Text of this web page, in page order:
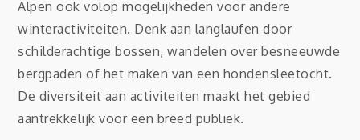
Alpen ook volop mogelijkheden voor andere
winteractiviteiten. Denk aan langlaufen door
schilderachtige bossen, wandelen over besneeuwde
bergpaden of het maken van een hondensleetocht.
De diversiteit aan activiteiten maakt het gebied
aantrekkelijk voor een breed publiek.